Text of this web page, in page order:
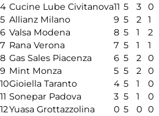
4 Cucine Lube Civitanova11 5 3 0
5 Allianz Milano 9 5 2 1
6 Valsa Modena 8 5 1 2
7 Rana Verona 7 5 1 1
8 Gas Sales Piacenza 6 5 2 0
9 Mint Monza 5 5 2 0
10Gioiella Taranto 4 5 1 0
11 Sonepar Padova 3 5 1 0
12Yuasa Grottazzolina 0 5 0 0